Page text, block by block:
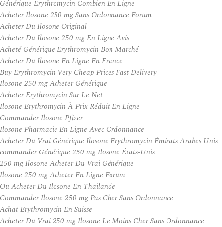
Générique Erythromycin Combien En Ligne
Acheter Ilosone 250 mg Sans Ordonnance Forum
Acheter Du Ilosone Original
Acheter Du Ilosone 250 mg En Ligne Avis
Acheté Générique Erythromycin Bon Marché
Acheter Du Ilosone En Ligne En France
Buy Erythromycin Very Cheap Prices Fast Delivery
Ilosone 250 mg Acheter Générique
Acheter Erythromycin Sur Le Net
Ilosone Erythromycin À Prix Réduit En Ligne
Commander Ilosone Pfizer
Ilosone Pharmacie En Ligne Avec Ordonnance
Acheter Du Vrai Générique Ilosone Erythromycin Émirats Arabes Unis
commander Générique 250 mg Ilosone États-Unis
250 mg Ilosone Acheter Du Vrai Générique
Ilosone 250 mg Acheter En Ligne Forum
Ou Acheter Du Ilosone En Thailande
Commander Ilosone 250 mg Pas Cher Sans Ordonnance
Achat Erythromycin En Suisse
Acheter Du Vrai 250 mg Ilosone Le Moins Cher Sans Ordonnance